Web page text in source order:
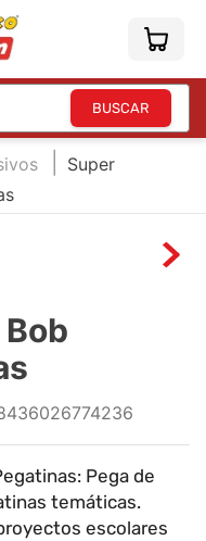
Super
Pega de
temáticas.
escolares